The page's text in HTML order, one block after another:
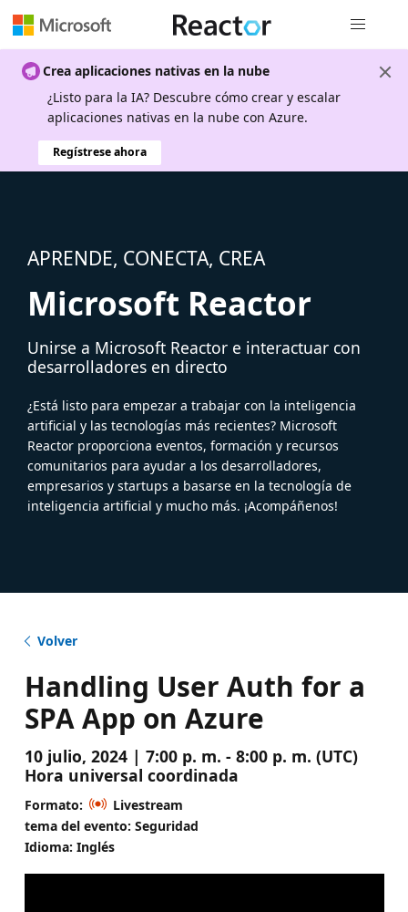
Crea aplicaciones nativas en la nube
¿Listo para la IA? Descubre cómo crear y escalar
aplicaciones nativas en la nube con Azure.
Regístrese ahora
APRENDE, CONECTA, CREA
Microsoft Reactor
Unirse a Microsoft Reactor e interactuar con
desarrolladores en directo
¿Está listo para empezar a trabajar con la inteligencia
artificial y las tecnologías más recientes? Microsoft
Reactor proporciona eventos, formación y recursos
comunitarios para ayudar a los desarrolladores,
empresarios y startups a basarse en la tecnología de
inteligencia artificial y mucho más. ¡Acompáñenos!
Volver
Handling User Auth for a
SPA App on Azure
10 julio, 2024 | 7:00 p. m. - 8:00 p. m. (UTC)
Hora universal coordinada
Formato:
Livestream
tema del evento: Seguridad
Idioma: Inglés